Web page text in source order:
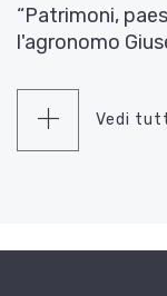
“Patrimoni,
l'agronomo
Vedi